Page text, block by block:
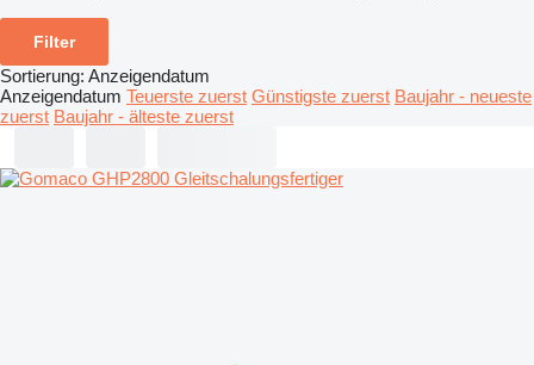
Filter
Sortierung: Anzeigendatum
Anzeigendatum Teuerste zuerst Günstigste zuerst Baujahr - neueste
zuerst Baujahr - älteste zuerst